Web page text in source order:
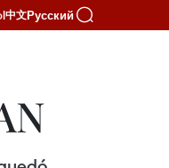
中文Русский